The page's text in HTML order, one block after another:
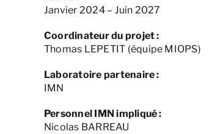
Janvier 2024 – Juin 2027
Coordinateur du projet :
Thomas LEPETIT (équipe MIOPS)
Laboratoire partenaire :
IMN
Personnel IMN impliqué :
Nicolas BARREAU